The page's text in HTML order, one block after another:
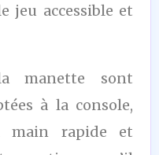
jeu accessible et
manette sont
à la console,
main rapide et